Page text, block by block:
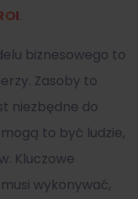
.
biznesowego to
Zasoby to
niezbędne do
to być ludzie,
Kluczowe
wykonywać,